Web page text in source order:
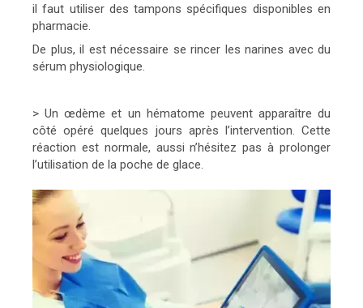
il faut utiliser des tampons spécifiques disponibles en
pharmacie.
De plus, il est nécessaire se rincer les narines avec du
sérum physiologique.
> Un œdème et un hématome peuvent apparaître du
côté opéré quelques jours après l’intervention. Cette
réaction est normale, aussi n’hésitez pas à prolonger
l’utilisation de la poche de glace.